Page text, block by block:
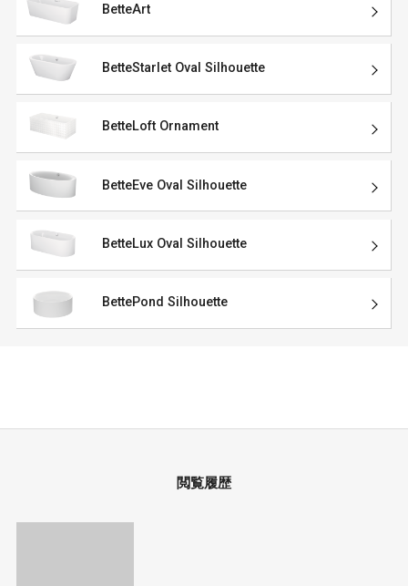
BetteArt
BetteStarlet Oval Silhouette
BetteLoft Ornament
BetteEve Oval Silhouette
BetteLux Oval Silhouette
BettePond Silhouette
閲覧履歴